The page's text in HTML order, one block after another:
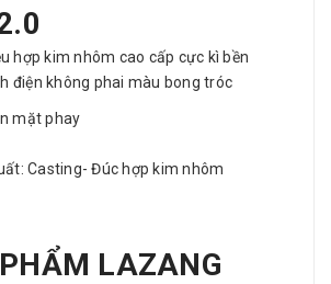
hợp kim nhôm cao cấp cực kì bền
điện không phai màu bong tróc
mặt phay
Casting- Đúc hợp kim nhôm
LAZANG